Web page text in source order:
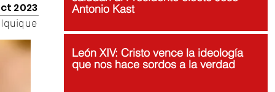
2023
Iquique
Antonio Kast
León XIV: Cristo vence la ideología
que nos hace sordos a la verdad